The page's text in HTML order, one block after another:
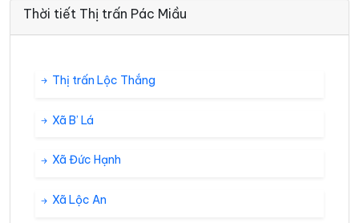
Thời tiết Thị trấn Pác Miầu
Thị trấn Lộc Thắng
Xã B’ Lá
Xã Đức Hạnh
Xã Lộc An